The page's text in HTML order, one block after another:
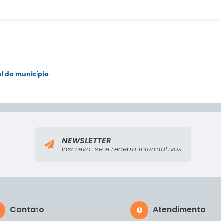
do município
Contato Atendimento
NEWSLETTER
Inscreva-se e receba informativos